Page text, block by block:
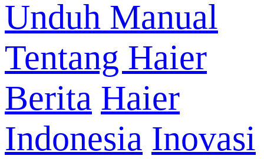
Unduh Manual
Tentang Haier
Berita Haier
Indonesia Inovasi